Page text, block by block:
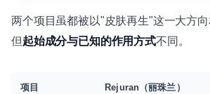
两个项目虽都被以"皮肤再生"这一大方向
但起始成分与已知的作用方式不同。
项目 Rejuran（丽珠兰）